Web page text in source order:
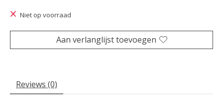
Niet op voorraad
Aan verlanglijst toevoegen
Reviews (0)